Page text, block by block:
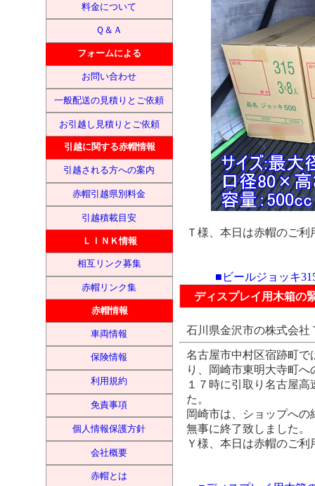
料金について
Ｑ＆Ａ
フォームによる
お問い合わせ
一般配送の見積りとご依頼
お引越し見積りとご依頼
引越に関する赤帽情報
引越される方への案内
赤帽引越県別料金
引越積載目安
ＬＩＮＫ情報
相互リンク募集
赤帽リンク集
赤帽情報
車両情報
保険情報
利用規約
免責事項
個人情報保護方針
会社概要
赤帽とは
Ｔ様、本日は赤帽のご
■ビールジョッキ
ディスプレイ用木箱の
石川県金沢市の株式会社
名古屋市中村区宿跡町で
り、岡崎市東明大寺町へ
１７時に引取り名古屋
た。
岡崎市は、ショップへ
無事に終了致しました。
Ｙ様、本日は赤帽のご